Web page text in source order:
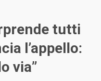
tutti
l’appello:
via”